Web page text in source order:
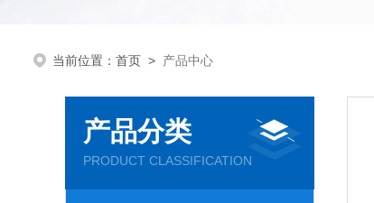
当前位置： 首页> 产品中心
产品分类
PRODUCT CLASSIFICATION